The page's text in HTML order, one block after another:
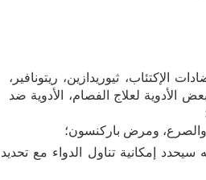
ثيوريدازين، ريتونافير،
الأدوية لعلاج الفصام، الأدوية ضد
والصرع، ومرض باركنسون؛
إمكانية تناول الدواء مع تحديد